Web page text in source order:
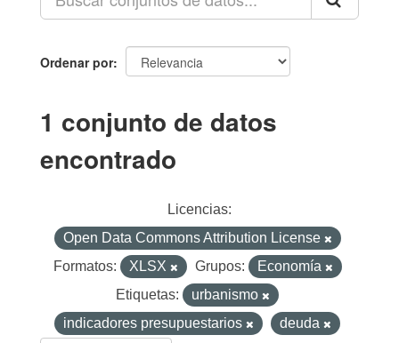
Ordenar por
1 conjunto de datos
encontrado
Licencias:
Open Data Commons Attribution License
Formatos:
XLSX Grupos:
Economía
Etiquetas:
urbanismo
indicadores presupuestarios
deuda